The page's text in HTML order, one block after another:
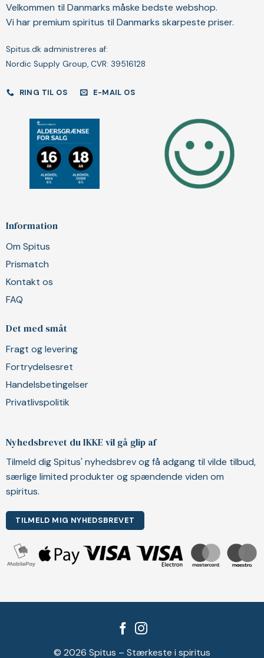
Velkommen til Danmarks måske bedste webshop.
Vi har premium spiritus til Danmarks skarpeste priser.
Spitus.dk administreres af:
Nordic Supply Group, CVR: 39516128
RING TIL OS E-MAIL OS
Information
Om Spitus
Prismatch
Kontakt os
FAQ
Det med småt
Fragt og levering
Fortrydelsesret
Handelsbetingelser
Privatlivspolitik
Nyhedsbrevet du IKKE vil gå glip af
Tilmeld dig Spitus' nyhedsbrev og få adgang til vilde tilbud,
særlige limited produkter og spændende viden om
spiritus.
TILMELD MIG NYHEDSBREVET
© 2026 Spitus – Stærkeste i spiritus